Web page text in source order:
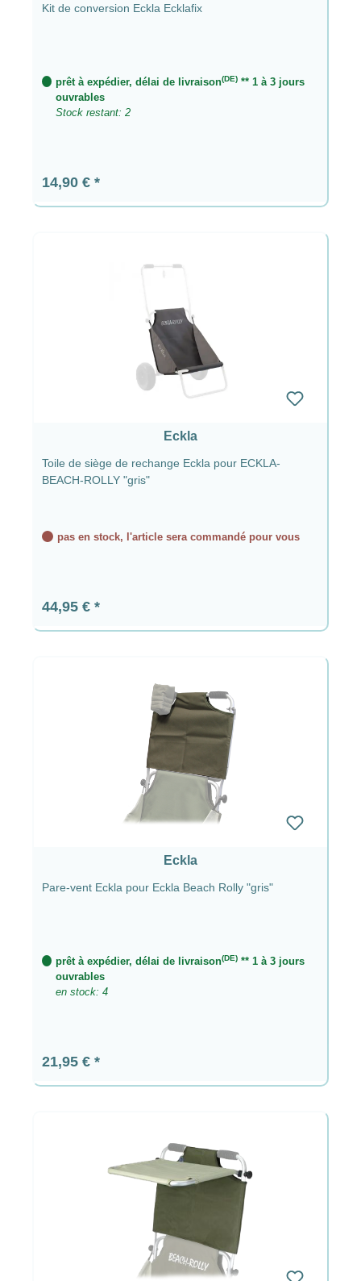
Kit de conversion Eckla Ecklafix
prêt à expédier, délai de livraison(DE) ** 1 à 3 jours
ouvrables
Stock restant: 2
Prix régulier :
14,90 €
Eckla
Toile de siège de rechange Eckla pour ECKLA-
BEACH-ROLLY "gris"
pas en stock, l'article sera commandé pour vous
Prix régulier :
44,95 €
Eckla
Pare-vent Eckla pour Eckla Beach Rolly "gris"
prêt à expédier, délai de livraison(DE) ** 1 à 3 jours
ouvrables
en stock: 4
Prix régulier :
21,95 €